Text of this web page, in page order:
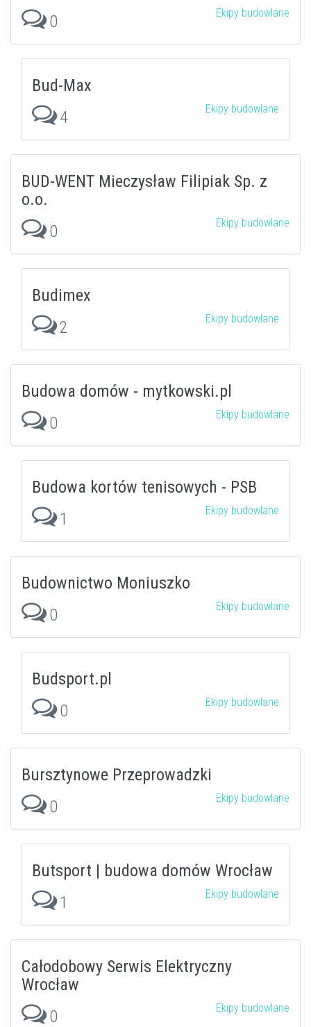
0
Ekipy budowlane
Bud-Max
4
Ekipy budowlane
BUD-WENT Mieczysław Filipiak Sp. z
o.o.
0
Ekipy budowlane
Budimex
2
Ekipy budowlane
Budowa domów - mytkowski.pl
0
Ekipy budowlane
Budowa kortów tenisowych - PSB
1
Ekipy budowlane
Budownictwo Moniuszko
0
Ekipy budowlane
Budsport.pl
0
Ekipy budowlane
Bursztynowe Przeprowadzki
0
Ekipy budowlane
Butsport | budowa domów Wrocław
1
Ekipy budowlane
Całodobowy Serwis Elektryczny
Wrocław
0
Ekipy budowlane